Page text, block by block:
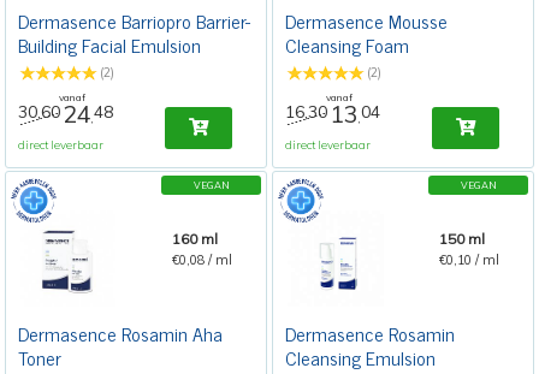
Dermasence Barriopro Barrier-
Building Facial Emulsion
(2)
vanaf
30,6024,48
direct leverbaar
Dermasence Mousse
Cleansing Foam
(2)
vanaf
16,30 13 ,04
direct leverbaar
VEGAN
160 ml
€0,08 / ml
Dermasence Rosamin Aha
Toner
VEGAN
150 ml
€0,10 / ml
Dermasence Rosamin
Cleansing Emulsion